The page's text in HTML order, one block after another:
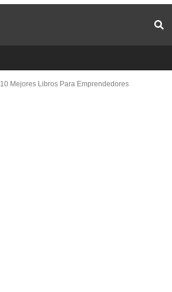
10 Mejores Libros Para Emprendedores